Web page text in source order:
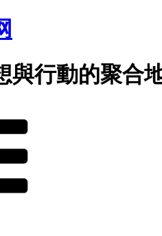
與行動的聚合